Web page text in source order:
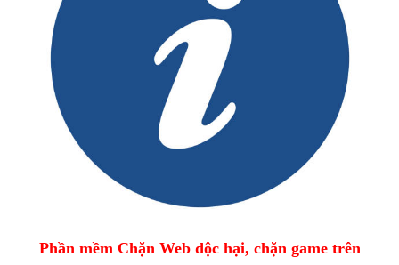
Phần mềm Chặn Web độc hại, chặn game trên